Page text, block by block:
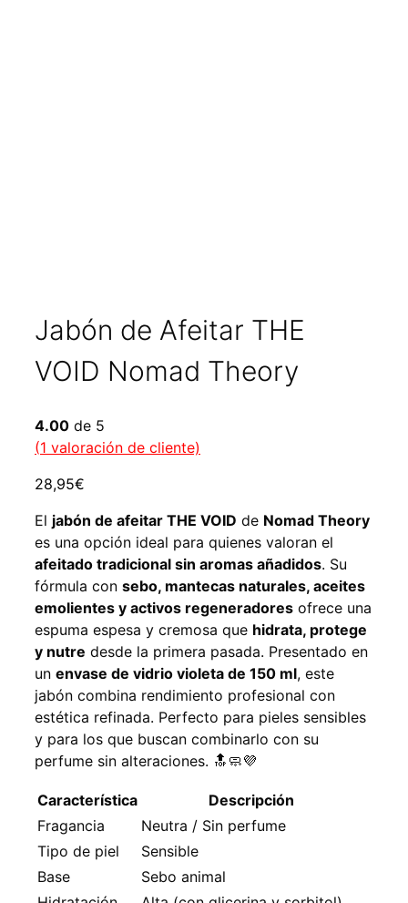
Jabón de Afeitar THE
VOID Nomad Theory
4.00 de 5
(1 valoración de cliente)
28,95€
El jabón de afeitar THE VOID de Nomad Theory
es una opción ideal para quienes valoran el
afeitado tradicional sin aromas añadidos. Su
fórmula con sebo, mantecas naturales, aceites
emolientes y activos regeneradores ofrece una
espuma espesa y cremosa que hidrata, protege
y nutre desde la primera pasada. Presentado en
un envase de vidrio violeta de 150 ml, este
jabón combina rendimiento profesional con
estética refinada. Perfecto para pieles sensibles
y para los que buscan combinarlo con su
perfume sin alteraciones. 🔝🧼💜
Característica
Descripción
Fragancia
Neutra / Sin perfume
Tipo de piel
Sensible
Base
Sebo animal